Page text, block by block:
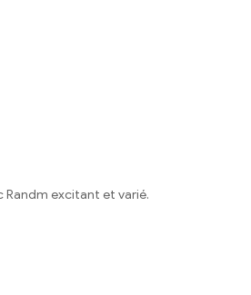
Randm excitant et varié.